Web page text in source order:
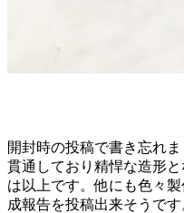
開封時の投稿で書き忘れ
貫通しており精悍な造形
は以上です。他にも色々
成報告を投稿出来そうです